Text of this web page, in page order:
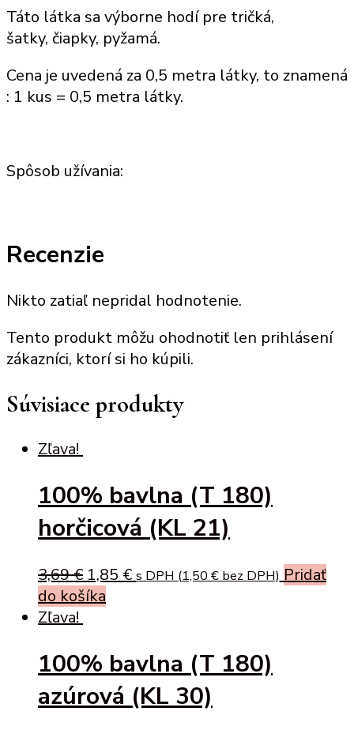
Táto látka sa výborne hodí pre tričká,
šatky, čiapky, pyžamá.
Cena je uvedená za 0,5 metra látky, to znamená
: 1 kus = 0,5 metra látky.
Spôsob užívania:
Recenzie
Nikto zatiaľ nepridal hodnotenie.
Tento produkt môžu ohodnotiť len prihlásení
zákazníci, ktorí si ho kúpili.
Súvisiace produkty
Zľava!
100% bavlna (T 180)
horčicová (KL 21)
3,69€ Original
price
1,85 €Current
s DPH (1,50 € bez DPH) Pridať
do košíka
Zľava!
100% bavlna (T 180)
azúrová (KL 30)